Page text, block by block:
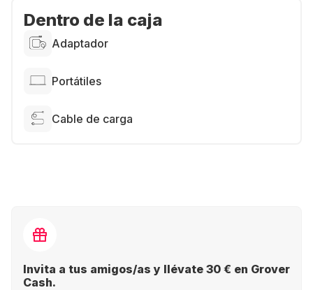
Dentro de la caja
Adaptador
Portátiles
Cable de carga
Invita a tus amigos/as y llévate 30 € en Grover
Cash.